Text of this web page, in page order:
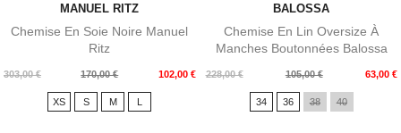
MANUEL RITZ
Chemise En Soie Noire Manuel
Ritz
303,00 €
Prix
170,00 € 102,00 €
Prix
XS S M L
BALOSSA
Chemise En Lin Oversize À
Manches Boutonnées Balossa
228,00 €
Prix
105,00 € 63,00 €
Prix
34 36 38 40